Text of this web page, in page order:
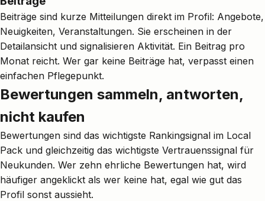
Beiträge sind kurze Mitteilungen direkt im Profil: Angebote,
Neuigkeiten, Veranstaltungen. Sie erscheinen in der
Detailansicht und signalisieren Aktivität. Ein Beitrag pro
Monat reicht. Wer gar keine Beiträge hat, verpasst einen
einfachen Pflegepunkt.
Bewertungen sammeln, antworten,
nicht kaufen
Bewertungen sind das wichtigste Rankingsignal im Local
Pack und gleichzeitig das wichtigste Vertrauenssignal für
Neukunden. Wer zehn ehrliche Bewertungen hat, wird
häufiger angeklickt als wer keine hat, egal wie gut das
Profil sonst aussieht.